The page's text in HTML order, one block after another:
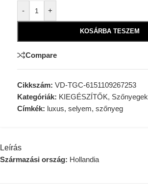
- +
KOSÁRBA TESZEM
Compare
Cikkszám: VD-TGC-6151109267253
Kategóriák: KIEGÉSZÍTŐK, Szőnyegek
Címkék: luxus, selyem, szőnyeg
Leírás
Származási ország: Hollandia